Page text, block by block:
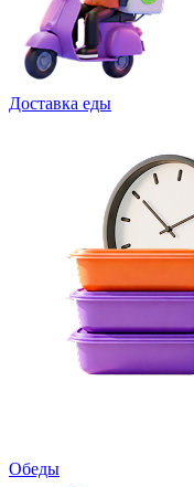
Доставка еды
Обеды